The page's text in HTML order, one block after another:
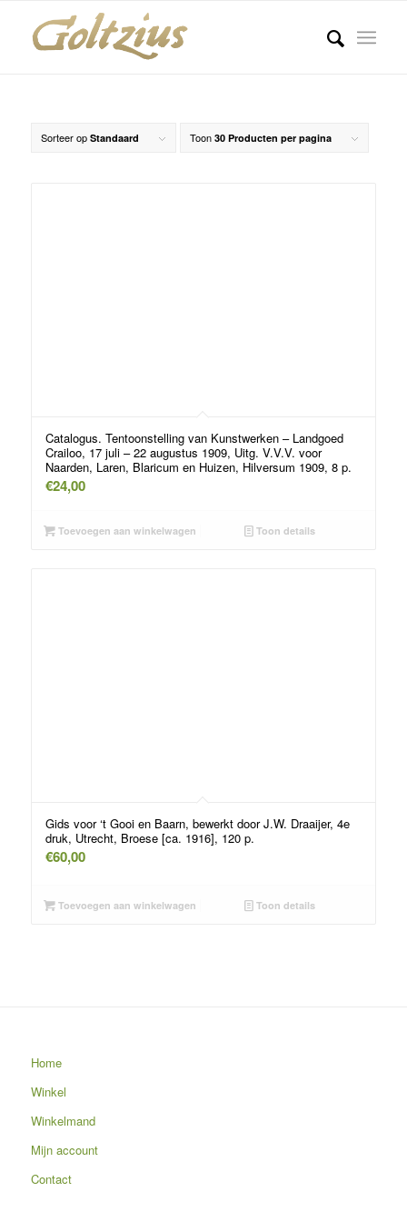
Sorteer op Standaard Toon 30 Producten per pagina
Catalogus. Tentoonstelling van Kunstwerken – Landgoed
Crailoo, 17 juli – 22 augustus 1909, Uitg. V.V.V. voor
Naarden, Laren, Blaricum en Huizen, Hilversum 1909, 8 p.
€24,00
Toevoegen aan winkelwagen Toon details
Gids voor ‘t Gooi en Baarn, bewerkt door J.W. Draaijer, 4e
druk, Utrecht, Broese [ca. 1916], 120 p.
€60,00
Toevoegen aan winkelwagen Toon details
Home
Winkel
Winkelmand
Mijn account
Contact